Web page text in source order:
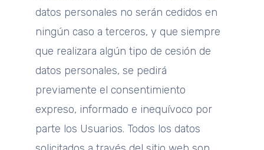
datos personales no serán cedidos en
ningún caso a terceros, y que siempre
que realizara algún tipo de cesión de
datos personales, se pedirá
previamente el consentimiento
expreso, informado e inequívoco por
parte los Usuarios. Todos los datos